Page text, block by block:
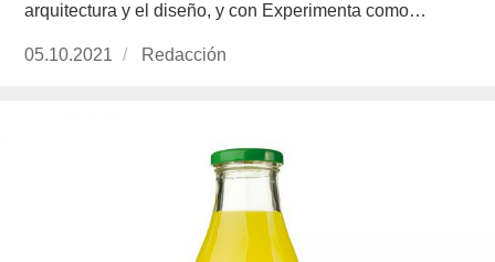
arquitectura y el diseño, y con Experimenta como…
Publicado
05.10.2021 https://www.experimenta.es/author/redaccion/
Redacción